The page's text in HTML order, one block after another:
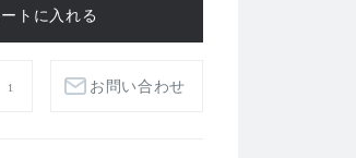
1 お問い合わせ